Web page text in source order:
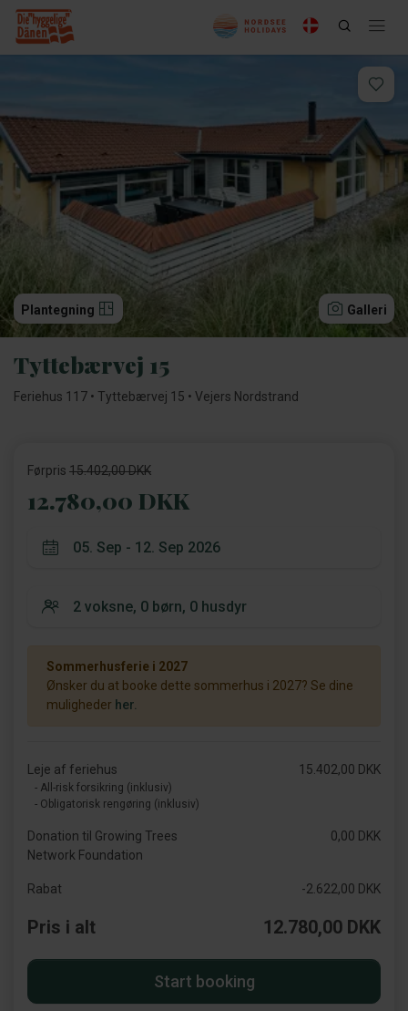
Plantegning Galleri
Tyttebærvej 15
Feriehus 117 • Tyttebærvej 15 • Vejers Nordstrand
Førpris 15.402,00 DKK
12.780,00 DKK
Sommerhusferie i 2027
Ønsker du at booke dette sommerhus i 2027? Se dine
muligheder her.
Leje af feriehus
- All-risk forsikring (inklusiv)
- Obligatorisk rengøring (inklusiv)
15.402,00 DKK
Donation til Growing Trees
Network Foundation
0,00 DKK
Rabat -2.622,00 DKK
Pris i alt 12.780,00 DKK
Start booking